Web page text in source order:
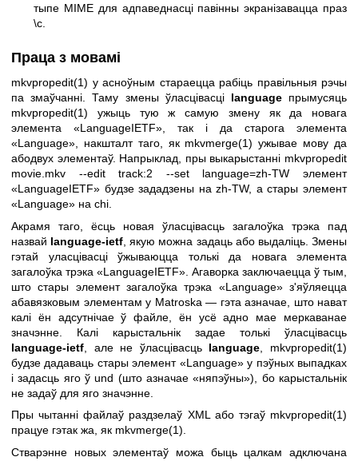
тыпе MIME для адпаведнасці павінны экранізавацца праз
\c.
Праца з мовамі
mkvpropedit(1) у асноўным стараецца рабіць правільныя рэчы
па змаўчанні. Таму змены ўласцівасці languageпрымусяць
mkvpropedit(1) ужыць тую ж самую змену як да новага
элемента «LanguageIETF», так і да старога элемента
«Language», накшталт таго, як mkvmerge(1) ужывае мову да
абодвух элементаў. Напрыклад, пры выкарыстанні mkvpropedit
movie.mkv --edit track:2 --set language=zh-TW элемент
«LanguageIETF» будзе зададзены на zh-TW, а стары элемент
«Language» на chi.
Акрамя таго, ёсць новая ўласцівасць загалоўка трэка пад
назвай language-ietf , якую можна задаць або выдаліць. Змены
гэтай уласцівасці ўжываюцца толькі да новага элемента
загалоўка трэка «LanguageIETF». Агаворка заключаецца ў тым,
што стары элемент загалоўка трэка «Language» з'яўляецца
абавязковым элементам у Matroska — гэта азначае, што нават
калі ён адсутнічае ў файле, ён усё адно мае меркаванае
значэнне. Калі карыстальнік задае толькі ўласцівасць
language-ietf , але не ўласцівасць language
mkvpropedit(1)
будзе дадаваць стары элемент «Language» у пэўных выпадках
і задасць яго ў und (што азначае «няпэўны»), бо карыстальнік
не задаў для яго значэнне.
Пры чытанні файлаў раздзелаў XML або тэгаў mkvpropedit(1)
працуе гэтак жа, як mkvmerge(1).
Стварэнне новых элементаў можа быць цалкам адключана